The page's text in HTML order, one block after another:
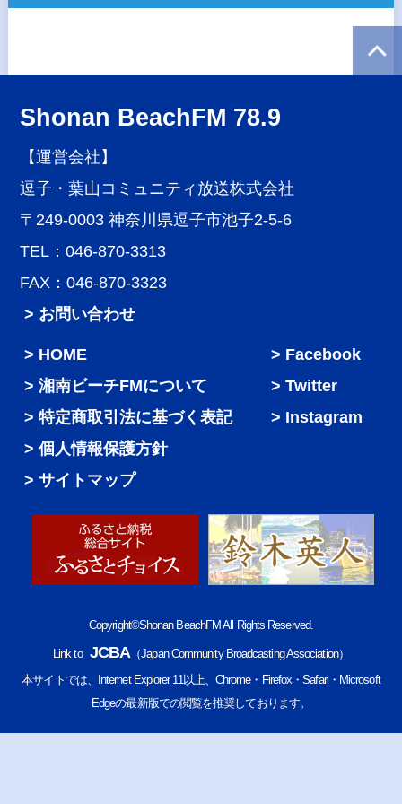
Shonan BeachFM 78.9
【運営会社】
逗子・葉山コミュニティ放送株式会社
〒249-0003 神奈川県逗子市池子2-5-6
TEL：046-870-3313
FAX：046-870-3323
> お問い合わせ
HOME
湘南ビーチFMについて
特定商取引法に基づく表記
個人情報保護方針
サイトマップ
Facebook
Twitter
Instagram
Copyright©Shonan BeachFM All Rights Reserved.
Link to JCBA（Japan Community Broadcasting Association）
本サイトでは、Internet Explorer 11以上、Chrome・Firefox・Safari・Microsoft
Edgeの最新版での閲覧を推奨しております。